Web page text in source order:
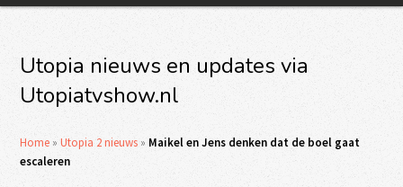
Utopia nieuws en updates via
Utopiatvshow.nl
Home »Utopia 2 nieuws » Maikel en Jens denken dat de boel gaat
escaleren